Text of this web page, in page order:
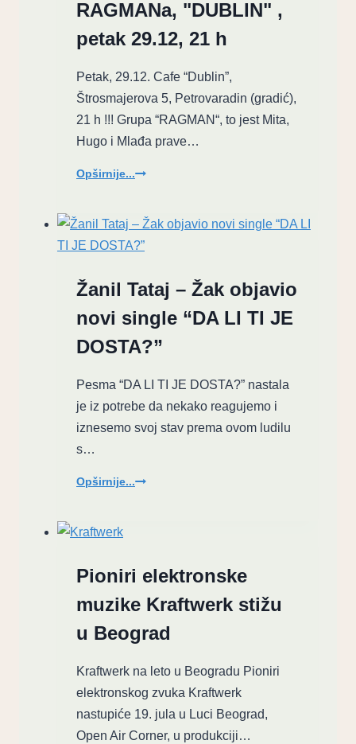
veka
“Wish
You
Here”
RAGMANa, "DUBLIN" ,
petak 29.12, 21 h
Petak, 29.12. Cafe “Dublin”,
Štrosmajerova 5, Petrovaradin (gradić),
21 h !!! Grupa “RAGMAN“, to jest Mita,
Hugo i Mlađa prave…
Opširnije...Oproštajni
"DUBLIN"
,
29.12,
h
Žanil Tataj – Žak objavio
novi single “DA LI TI JE
DOSTA?”
Pesma “DA LI TI JE DOSTA?” nastala
je iz potrebe da nekako reagujemo i
iznesemo svoj stav prema ovom ludilu
s…
Opširnije...Žanil
novi
“DA
LI
TI
Pioniri elektronske
muzike Kraftwerk stižu
u Beograd
Kraftwerk na leto u Beogradu Pioniri
elektronskog zvuka Kraftwerk
nastupiće 19. jula u Luci Beograd,
Open Air Corner, u produkciji…